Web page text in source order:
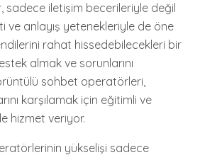
sadece iletişim becerileriyle değil
ve anlayış yetenekleriyle de öne
rahat hissedebilecekleri bir
almak ve sorunlarını
sohbet operatörleri,
karşılamak için eğitimli ve
hizmet veriyor.
yükselişi sadece